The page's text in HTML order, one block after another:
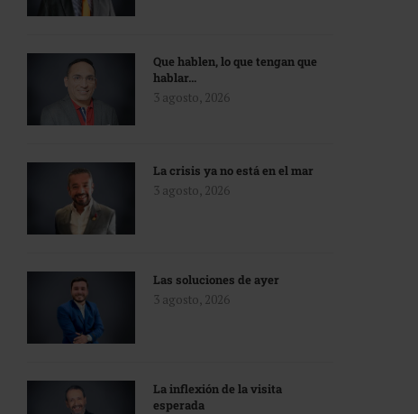
Que hablen, lo que tengan que
hablar…
3 agosto, 2026
La crisis ya no está en el mar
3 agosto, 2026
Las soluciones de ayer
3 agosto, 2026
La inflexión de la visita
esperada